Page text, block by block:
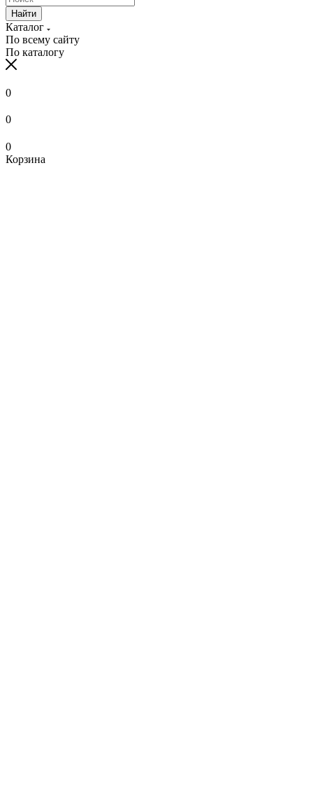
Найти
Каталог
По всему сайту
По каталогу
0
0
0
Корзина